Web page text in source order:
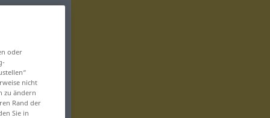
oder
nicht
zu ändern
Rand der
Sie in